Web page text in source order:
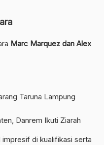
Marc Marquez dan Alex
Taruna Lampung
Danrem Ikuti Ziarah
di kualifikasi serta